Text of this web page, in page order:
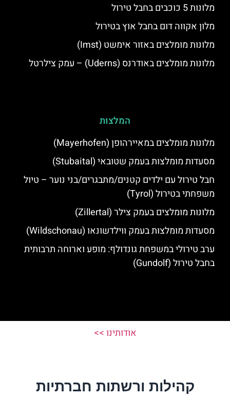
מלונות 5 כוכבים בחבל טירול
מלון אקווה דום בחבל אוץ בטירול
מלונות מומלצים באזור אימשט (Imst)
מלונות מומלצים באודרנס (Uderns) – עמק צילרטל
המלצות
מלונות מומלצים במאיירהופן (Mayerhofen)
מסעדות מומלצות בעמק שטובאי (Stubaital)
חבל טירול עם ילדים קטנים/מתבגרים/בני נוער – טיול
משפחתי בטירול (Tyrol)
מלונות מומלצים בעמק צילר (Zillertal)
מסעדות מומלצות בעמק ווילדשונאו (Wildschonau)
ערב טירולי במשפחת גונדולף: מופע וארוחה תרבותית
בחבל טירול (Gundolf)
אודותינו >>
קהילות ורשתות חברתיות